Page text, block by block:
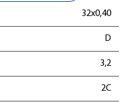
32x0,40
D
3,2
2C